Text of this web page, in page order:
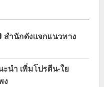
สำนักดังแจกแนวทาง
นำ เพิ่มโปรตีน-ใย
ง